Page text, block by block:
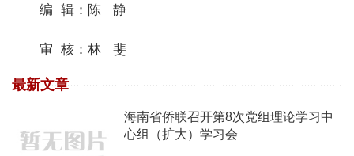
编 辑：陈 静
审 核：林 斐
最新文章
海南省侨联召开第8次党组理论学习中
心组（扩大）学习会